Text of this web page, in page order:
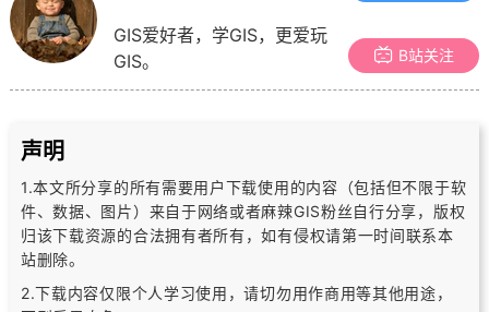
GIS爱好者，学GIS，更爱玩
GIS。
B站关注
声明
1.本文所分享的所有需要用户下载使用的内容（包括但不限于软
件、数据、图片） 来自于网络或者麻辣GIS粉丝自行分享，版权
归该下载资源的合法拥有者所有，如有侵权请第一时间联系本
站删除。
2.下载内容仅限个人学习使用，请切勿用作商用等其他用途，